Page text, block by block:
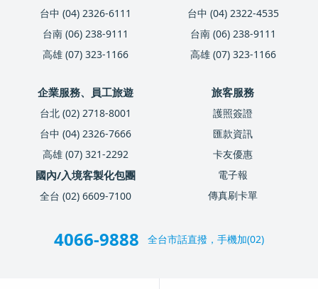
台中 (04) 2326-6111
台南 (06) 238-9111
高雄 (07) 323-1166
台中 (04) 2322-4535
台南 (06) 238-9111
高雄 (07) 323-1166
企業服務、員工旅遊
台北 (02) 2718-8001
台中 (04) 2326-7666
高雄 (07) 321-2292
國內/入境客製化包團
全台 (02) 6609-7100
旅客服務
護照簽證
匯款資訊
卡友優惠
電子報
傳真刷卡單
4066-9888 全台市話直撥，手機加(02)